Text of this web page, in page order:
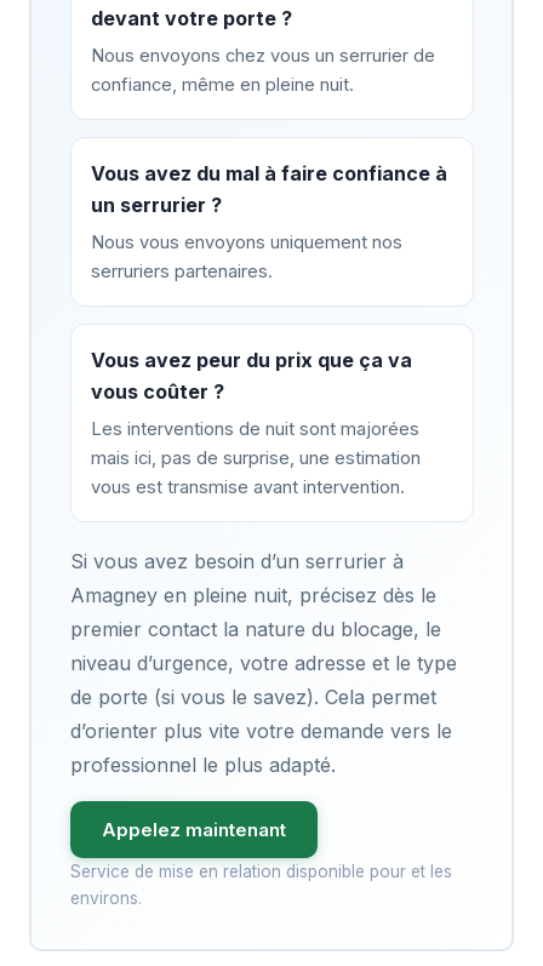
devant votre porte ?
Nous envoyons chez vous un serrurier de
confiance, même en pleine nuit.
Vous avez du mal à faire confiance à
un serrurier ?
Nous vous envoyons uniquement nos
serruriers partenaires.
Vous avez peur du prix que ça va
vous coûter ?
Les interventions de nuit sont majorées
mais ici, pas de surprise, une estimation
vous est transmise avant intervention.
Si vous avez besoin d’un serrurier à
Amagney en pleine nuit, précisez dès le
premier contact la nature du blocage, le
niveau d’urgence, votre adresse et le type
de porte (si vous le savez). Cela permet
d’orienter plus vite votre demande vers le
professionnel le plus adapté.
Appelez maintenant
Service de mise en relation disponible pour et les
environs.